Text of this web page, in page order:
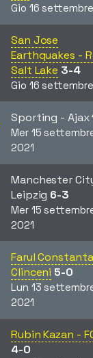
Gio 16
San Jose
Earthquakes -
Salt Lake 3-4
Gio 16
Sporting - Ajax
Mer 15
2021
Manchester
Leipzig 6-3
Mer 15
2021
Farul
Clinceni 5-0
Lun 13
2021
Rubin Kazan -
4-0